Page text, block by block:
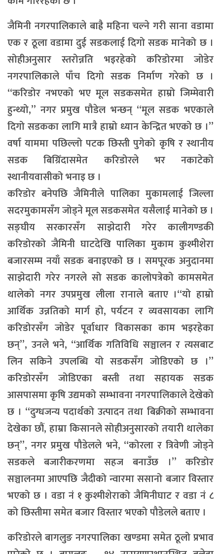
जैमिनी नगरपालिकाले बाह्रै महिना चल्ने गरी साना वडामा
एक र ठूला वडामा दुई सडकलाई दिगो सडक मानेको छ ।
सोहीअनुसार स्तरोन्नति भइरहेको करिडोरमा जोडेर
नगरपालिकाले पाँच दिगो सडक निर्माण गरेको छ ।
“करिडोर नभएको भए मूल सडकसमेत हाम्रो जिम्मेवारी
हुन्थ्यो,” नगर प्रमुख पौडेल भन्छन् “मूल सडक भएकाले
दिगो सडकका लागि मात्रै हाम्रो ध्यान केन्द्रित भएको छ ।”
वर्षा याममा पछिल्लो पटक छिस्ती पुगेको कृषि र स्थानीय
सडक बिग्रिँदासमेत करिडोरले भर नकाटेको
स्थानीयवासीको भनाइ छ ।
करिडोर बनेपछि जैमिनीले पालिका मुकामलाई जिल्ला
सदरमुकामसँग जोड्ने मूल सडकसमेत यसैलाई मानेको छ ।
सङ्घीय सरकारसँग साझेदारी गरेर कालीगण्डकी
करिडोरको जैमिनी घाटदेखि पालिका मुकाम कुश्मीशेरा
बजारसम्म नयाँ सडक बनाइएको छ । समपूरक अनुदानमा
साझेदारी गरेर नगरले सो सडक कालोपत्रेको कामसमेत
थालेको नगर उपप्रमुख लीला रानाले बताए ।“यो हाम्रो
आर्थिक उन्नतिको मार्ग हो, पर्यटन र व्यवसायका लागि
करिडोरसँग जोडेर पूर्वाधार विकासका काम भइरहेका
छन्”, उनले भने, “आर्थिक गतिविधि सञ्चालन र त्यसबाट
लिन सकिने उपलब्धि यो सडकसँग जोडिएको छ ।”
करिडोरसँग जोडिएका बस्ती तथा सहायक सडक
आसपासमा कृषि उद्यमको सम्भावना नगरपालिकाले देखेको
छ । “दुग्धजन्य पदार्थको उत्पादन तथा बिक्रीको सम्भावना
देखेका छौं, हाम्रा किसानले सोहीअनुसारको तयारी थालेका
छन्”, नगर प्रमुख पौडेलले भने, “कोरला र त्रिवेणी जोड्ने
सडकले बजारीकरणमा सहज बनाउँछ ।” करिडोर
सञ्चालनमा आएपछि जैदीको न्वारमा ससानो बजार विस्तार
भएको छ । वडा नं १ कुश्मीशेराको जैमिनीघाट र वडा नं ८
को छिस्तीमा समेत बजार विस्तार भएको पौडेलले बताए ।
करिडोरले बागलुङ नगरपालिका खण्डमा समेत ठूलो प्रभाव